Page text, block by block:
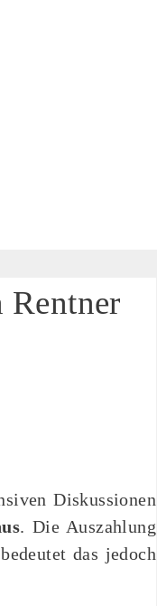
Rentner
Diskussionen
. Die Auszahlung
das jedoch